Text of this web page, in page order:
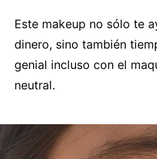
Este makeup no sólo te
dinero, sino también
genial incluso con el
neutral.